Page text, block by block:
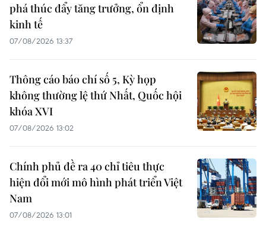
phá thúc đẩy tăng trưởng, ổn định
kinh tế
07/08/2026 13:37
Thông cáo báo chí số 5, Kỳ họp
không thường lệ thứ Nhất, Quốc hội
khóa XVI
07/08/2026 13:02
Chính phủ đề ra 40 chỉ tiêu thực
hiện đổi mới mô hình phát triển Việt
Nam
07/08/2026 13:01